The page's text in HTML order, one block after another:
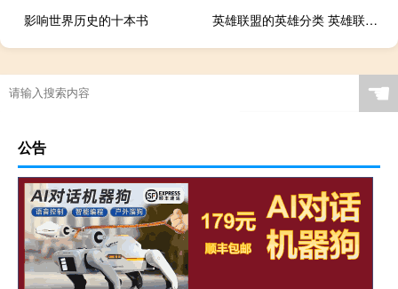
影响世界历史的十本书
英雄联盟的英雄分类 英雄联盟魂锁典狱长
☚
公告